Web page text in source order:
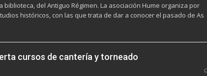
del Antiguo Régimen. La asociación Hume organiza por
históricos, con las que trata de dar a conocer el pasado de As
cursos de cantería y torneado